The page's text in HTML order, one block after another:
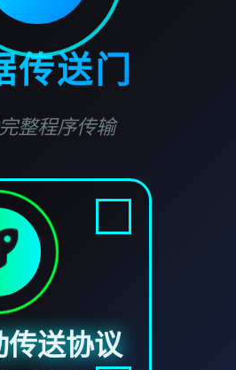
传送门
整程序传输
传送协议